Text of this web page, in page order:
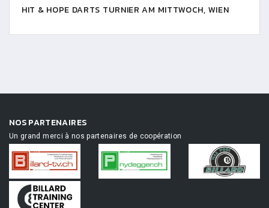
HIT & HOPE DARTS TURNIER AM MITTWOCH, WIEN
NOS PARTENAIRES
Un grand merci à nos partenaires de coopération